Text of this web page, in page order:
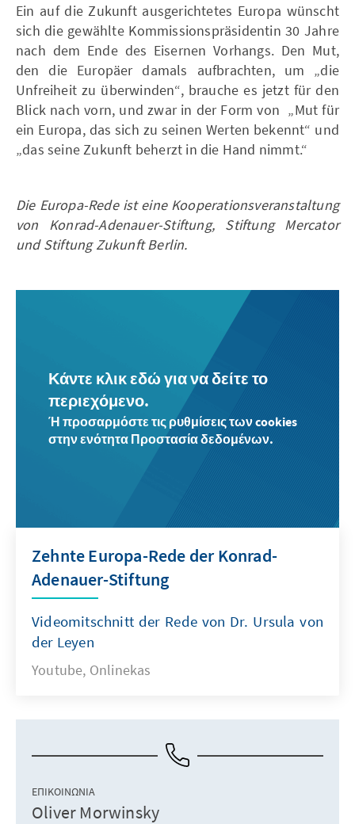
Ein auf die Zukunft ausgerichtetes Europa wünscht
sich die gewählte Kommissionspräsidentin 30 Jahre
nach dem Ende des Eisernen Vorhangs. Den Mut,
den die Europäer damals aufbrachten, um „die
Unfreiheit zu überwinden“, brauche es jetzt für den
Blick nach vorn, und zwar in der Form von „Mut für
ein Europa, das sich zu seinen Werten bekennt“ und
„das seine Zukunft beherzt in die Hand nimmt.“
Die Europa-Rede ist eine Kooperationsveranstaltung
von Konrad-Adenauer-Stiftung, Stiftung Mercator
und Stiftung Zukunft Berlin.
Κάντε κλικ εδώ για να δείτε το
περιεχόμενο.
Ή προσαρμόστε τις ρυθμίσεις των cookies
στην ενότητα Προστασία δεδομένων.
Zehnte Europa-Rede der Konrad-
Adenauer-Stiftung
Videomitschnitt der Rede von Dr. Ursula von
der Leyen
Youtube, Onlinekas
ΕΠΙΚΟΙΝΩΝΊΑ
Oliver Morwinsky